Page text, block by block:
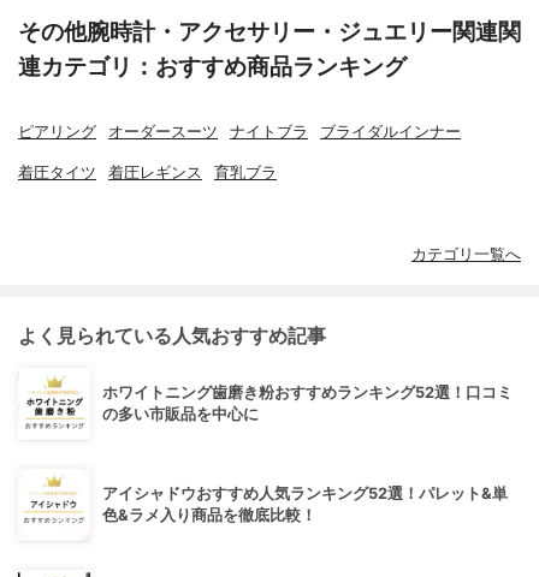
その他腕時計・アクセサリー・ジュエリー関連関
連カテゴリ：おすすめ商品ランキング
ピアリング オーダースーツ ナイトブラ ブライダルインナー
着圧タイツ 着圧レギンス 育乳ブラ
カテゴリ一覧へ
よく見られている人気おすすめ記事
ホワイトニング歯磨き粉おすすめランキング52選！口コミ
の多い市販品を中心に
アイシャドウおすすめ人気ランキング52選！パレット&単
色&ラメ入り商品を徹底比較！